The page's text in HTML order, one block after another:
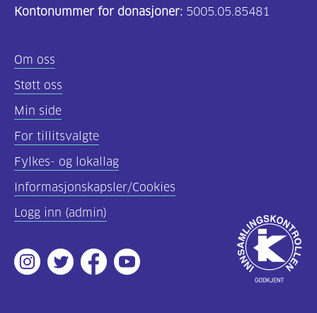
(157)
innhold
(59)
Diabetes
type
1
(43)
Diabetes
2
Kontonummer for donasjoner: 5005.05.85481
Om oss
Støtt oss
Min side
For tillitsvalgte
Fylkes- og lokallag
Informasjonskapsler/Cookies
Logg inn (admin)
Instagram
TwitterFacebookYoutube
Godkjent
av